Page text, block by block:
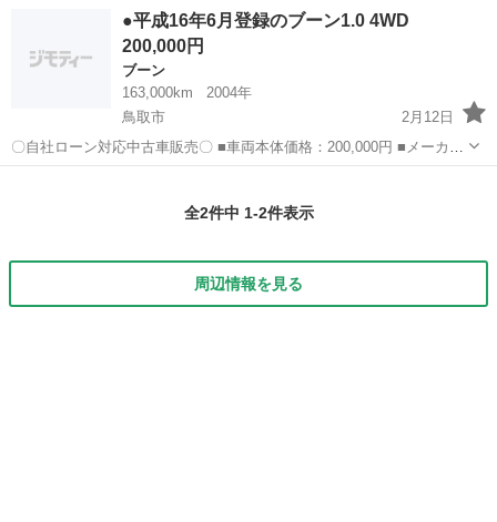
ケージ ＳＡＩＩＩ スマートアシスト付き ＣＤチューナー付き
ブーン
●平成16年6月登録のブーン1.0 4WD
200,000円
ブーン
163,000km
2004年
鳥取市
2月12日
〇自社ローン対応中古車販売〇 ■車両本体価格：200,000円 ■メーカー
名：ダイハツ ■車種名：ブーン ■排気量：1,000cc ■年式：H16年 ■走
全2件中 1-2件表示
周辺情報を見る